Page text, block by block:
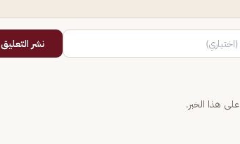
نشر التعليق
هذا الخبر.